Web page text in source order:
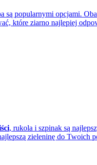
są popularnymi opcjami.
które ziarno najlepiej
, rukola i szpinak są
zieleninę do Twoich